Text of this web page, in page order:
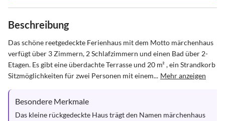
Beschreibung
Das schöne reetgedeckte Ferienhaus mit dem Motto märchenhaus
verfügt über 3 Zimmern, 2 Schlafzimmern und einen Bad über 2-
Etagen. Es gibt eine überdachte Terrasse und 20 m² , ein Strandkorb
Sitzmöglichkeiten für zwei Personen mit einem... Mehr anzeigen
Besondere Merkmale
Das kleine rückgedeckte Haus trägt den Namen märchenhaus